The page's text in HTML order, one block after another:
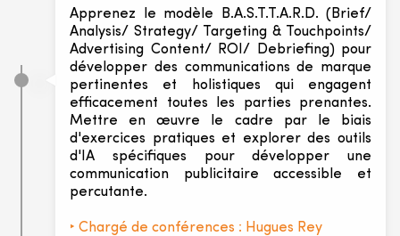
Apprenez le modèle B.A.S.T.T.A.R.D. (Brief/
Analysis/ Strategy/ Targeting & Touchpoints/
Advertising Content/ ROI/ Debriefing) pour
développer des communications de marque
pertinentes et holistiques qui engagent
efficacement toutes les parties prenantes.
Mettre en œuvre le cadre par le biais
d'exercices pratiques et explorer des outils
d'IA spécifiques pour développer une
communication publicitaire accessible et
percutante.
‣ Chargé de conférences : Hugues Rey